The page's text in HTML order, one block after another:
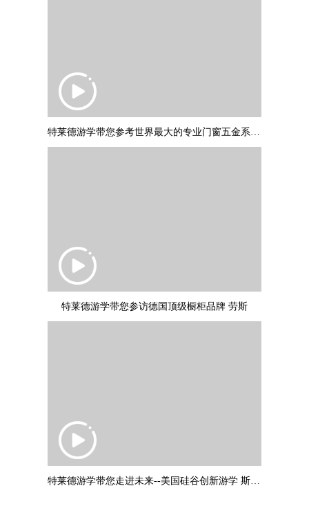
特莱德游学带您参考世界最大的专业门窗五金系统制作商：德国诺托集团
特莱德游学带您参访德国顶级橱柜品牌 劳斯
特莱德游学带您走进未来--美国硅谷创新游学 斯坦福大学：叶教授专题